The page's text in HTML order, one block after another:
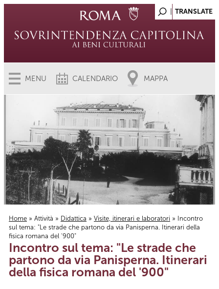
MENU CALENDARIO MAPPA
Tu sei qui
Home » Attività » Didattica » Visite, itinerari e laboratori » Incontro
sul tema: "Le strade che partono da via Panisperna. Itinerari della
fisica romana del '900"
Incontro sul tema: "Le strade che
partono da via Panisperna. Itinerari
della fisica romana del '900"